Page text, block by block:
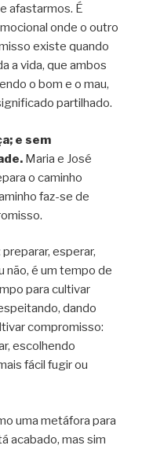
afastarmos. É
onde o outro
existe quando
a vida, que ambos
o bom e o mau,
partilhado.
e sem
Maria e José
o caminho
faz-se de
esperar,
não, é um tempo de
para cultivar
dando
compromisso:
escolhendo
fácil fugir ou
uma metáfora para
acabado, mas sim